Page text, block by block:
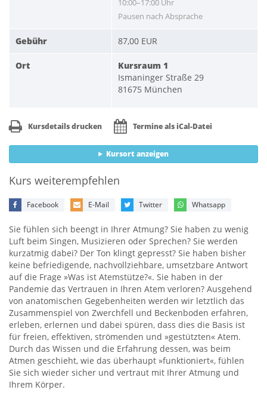
10:00–17:00 Uhr
Pausen nach Absprache
Gebühr 87,00 EUR
Ort
Kursraum 1
Ismaninger Straße 29
81675 München
Kursdetails drucken Termine als iCal-Datei
Kursort anzeigen
Kurs weiterempfehlen
Facebook E-Mail Twitter Whatsapp
Sie fühlen sich beengt in Ihrer Atmung? Sie haben zu wenig
Luft beim Singen, Musizieren oder Sprechen? Sie werden
kurzatmig dabei? Der Ton klingt gepresst? Sie haben bisher
keine befriedigende, nachvollziehbare, umsetzbare Antwort
auf die Frage »Was ist Atemstütze?«. Sie haben in der
Pandemie das Vertrauen in Ihren Atem verloren? Ausgehend
von anatomischen Gegebenheiten werden wir letztlich das
Zusammenspiel von Zwerchfell und Beckenboden erfahren,
erleben, erlernen und dabei spüren, dass dies die Basis ist
für freien, effektiven, strömenden und »gestützten« Atem.
Durch das Wissen und die Erfahrung dessen, was beim
Atmen geschieht, wie das überhaupt »funktioniert«, fühlen
Sie sich wieder sicher und vertraut mit Ihrer Atmung und
Ihrem Körper.